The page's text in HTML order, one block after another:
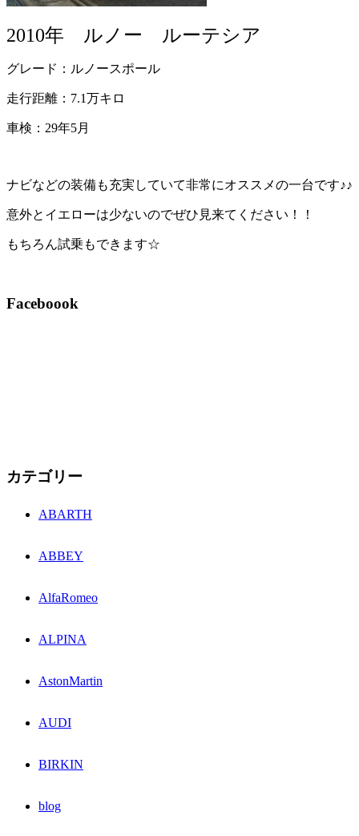
2010年 ルノー ルーテシア
グレード：ルノースポール
走行距離：7.1万キロ
車検：29年5月
ナビなどの装備も充実していて非常にオススメの一台です♪♪
意外とイエローは少ないのでぜひ見来てください！！
もちろん試乗もできます☆
Faceboook
カテゴリー
ABARTH
ABBEY
AlfaRomeo
ALPINA
AstonMartin
AUDI
BIRKIN
blog